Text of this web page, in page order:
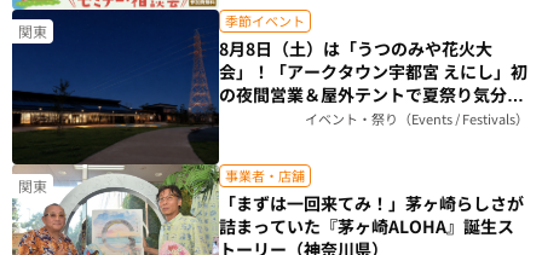
関東 季節イベント
8月8日（土）は「うつのみや花火大
会」！「アークタウン宇都宮 えにし」初
の夜間営業＆屋外テントで夏祭り気分を
楽しもう（栃木県）イベント・祭り（Events / Festivals）
関東 事業者・店舗
「まずは一回来てみ！」茅ヶ崎らしさが
詰まっていた『茅ヶ崎ALOHA』誕生ス
トーリー（神奈川県）